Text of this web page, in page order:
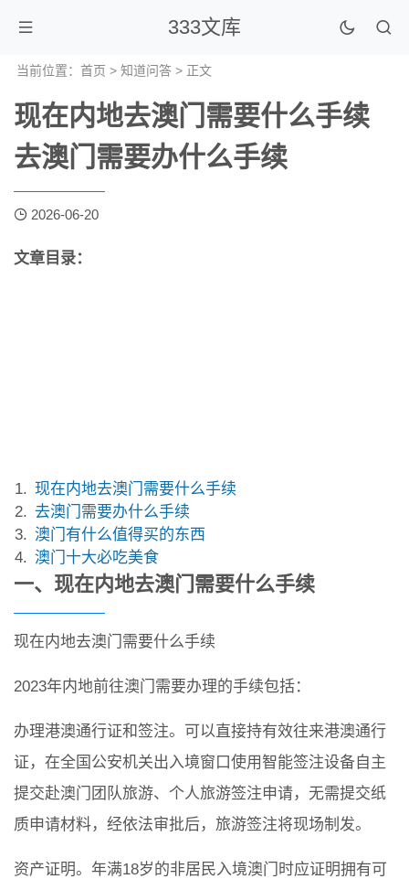
333文库
当前位置： 首页 > 知道问答 > 正文
现在内地去澳门需要什么手续
去澳门需要办什么手续
2026-06-20
文章目录：
现在内地去澳门需要什么手续
去澳门需要办什么手续
澳门有什么值得买的东西
澳门十大必吃美食
一、现在内地去澳门需要什么手续
现在内地去澳门需要什么手续
2023年内地前往澳门需要办理的手续包括：
办理港澳通行证和签注。可以直接持有效往来港澳通行
证，在全国公安机关出入境窗口使用智能签注设备自主
提交赴澳门团队旅游、个人旅游签注申请，无需提交纸
质申请材料，经依法审批后，旅游签注将现场制发。
资产证明。年满18岁的非居民入境澳门时应证明拥有可